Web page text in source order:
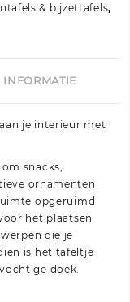
& bijzettafels,
je interieur met
snacks,
ornamenten
opgeruimd
het plaatsen
die je
is het tafeltje
doek.